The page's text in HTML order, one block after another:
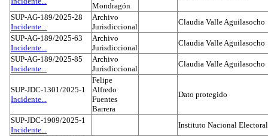
Mondragón
SUP-AG-189/2025-28
Incidente...
Archivo
Jurisdiccional
Claudia Valle Aguilasocho
SUP-AG-189/2025-63
Incidente...
Archivo
Jurisdiccional
Claudia Valle Aguilasocho
SUP-AG-189/2025-85
Incidente...
Archivo
Jurisdiccional
Claudia Valle Aguilasocho
SUP-JDC-1301/2025-1
Incidente...
Felipe
Alfredo
Fuentes
Barrera
Dato protegido
SUP-JDC-1909/2025-1
Incidente...
Instituto Nacional Electoral